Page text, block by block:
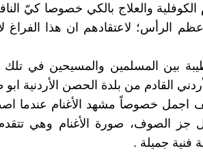
الكوفلية والعلاج بالكي خصوصا كيّ
الرأس؛ لاعتقادهم ان هذا الفراغ لا
بين المسلمين والمسيحين في
القادم من بلدة الحصن الأردنية
خصوصاً مشهد الأغنام عندما
جز الصوف، صورة الأغنام وهي تتقدم
فنية جميلة .